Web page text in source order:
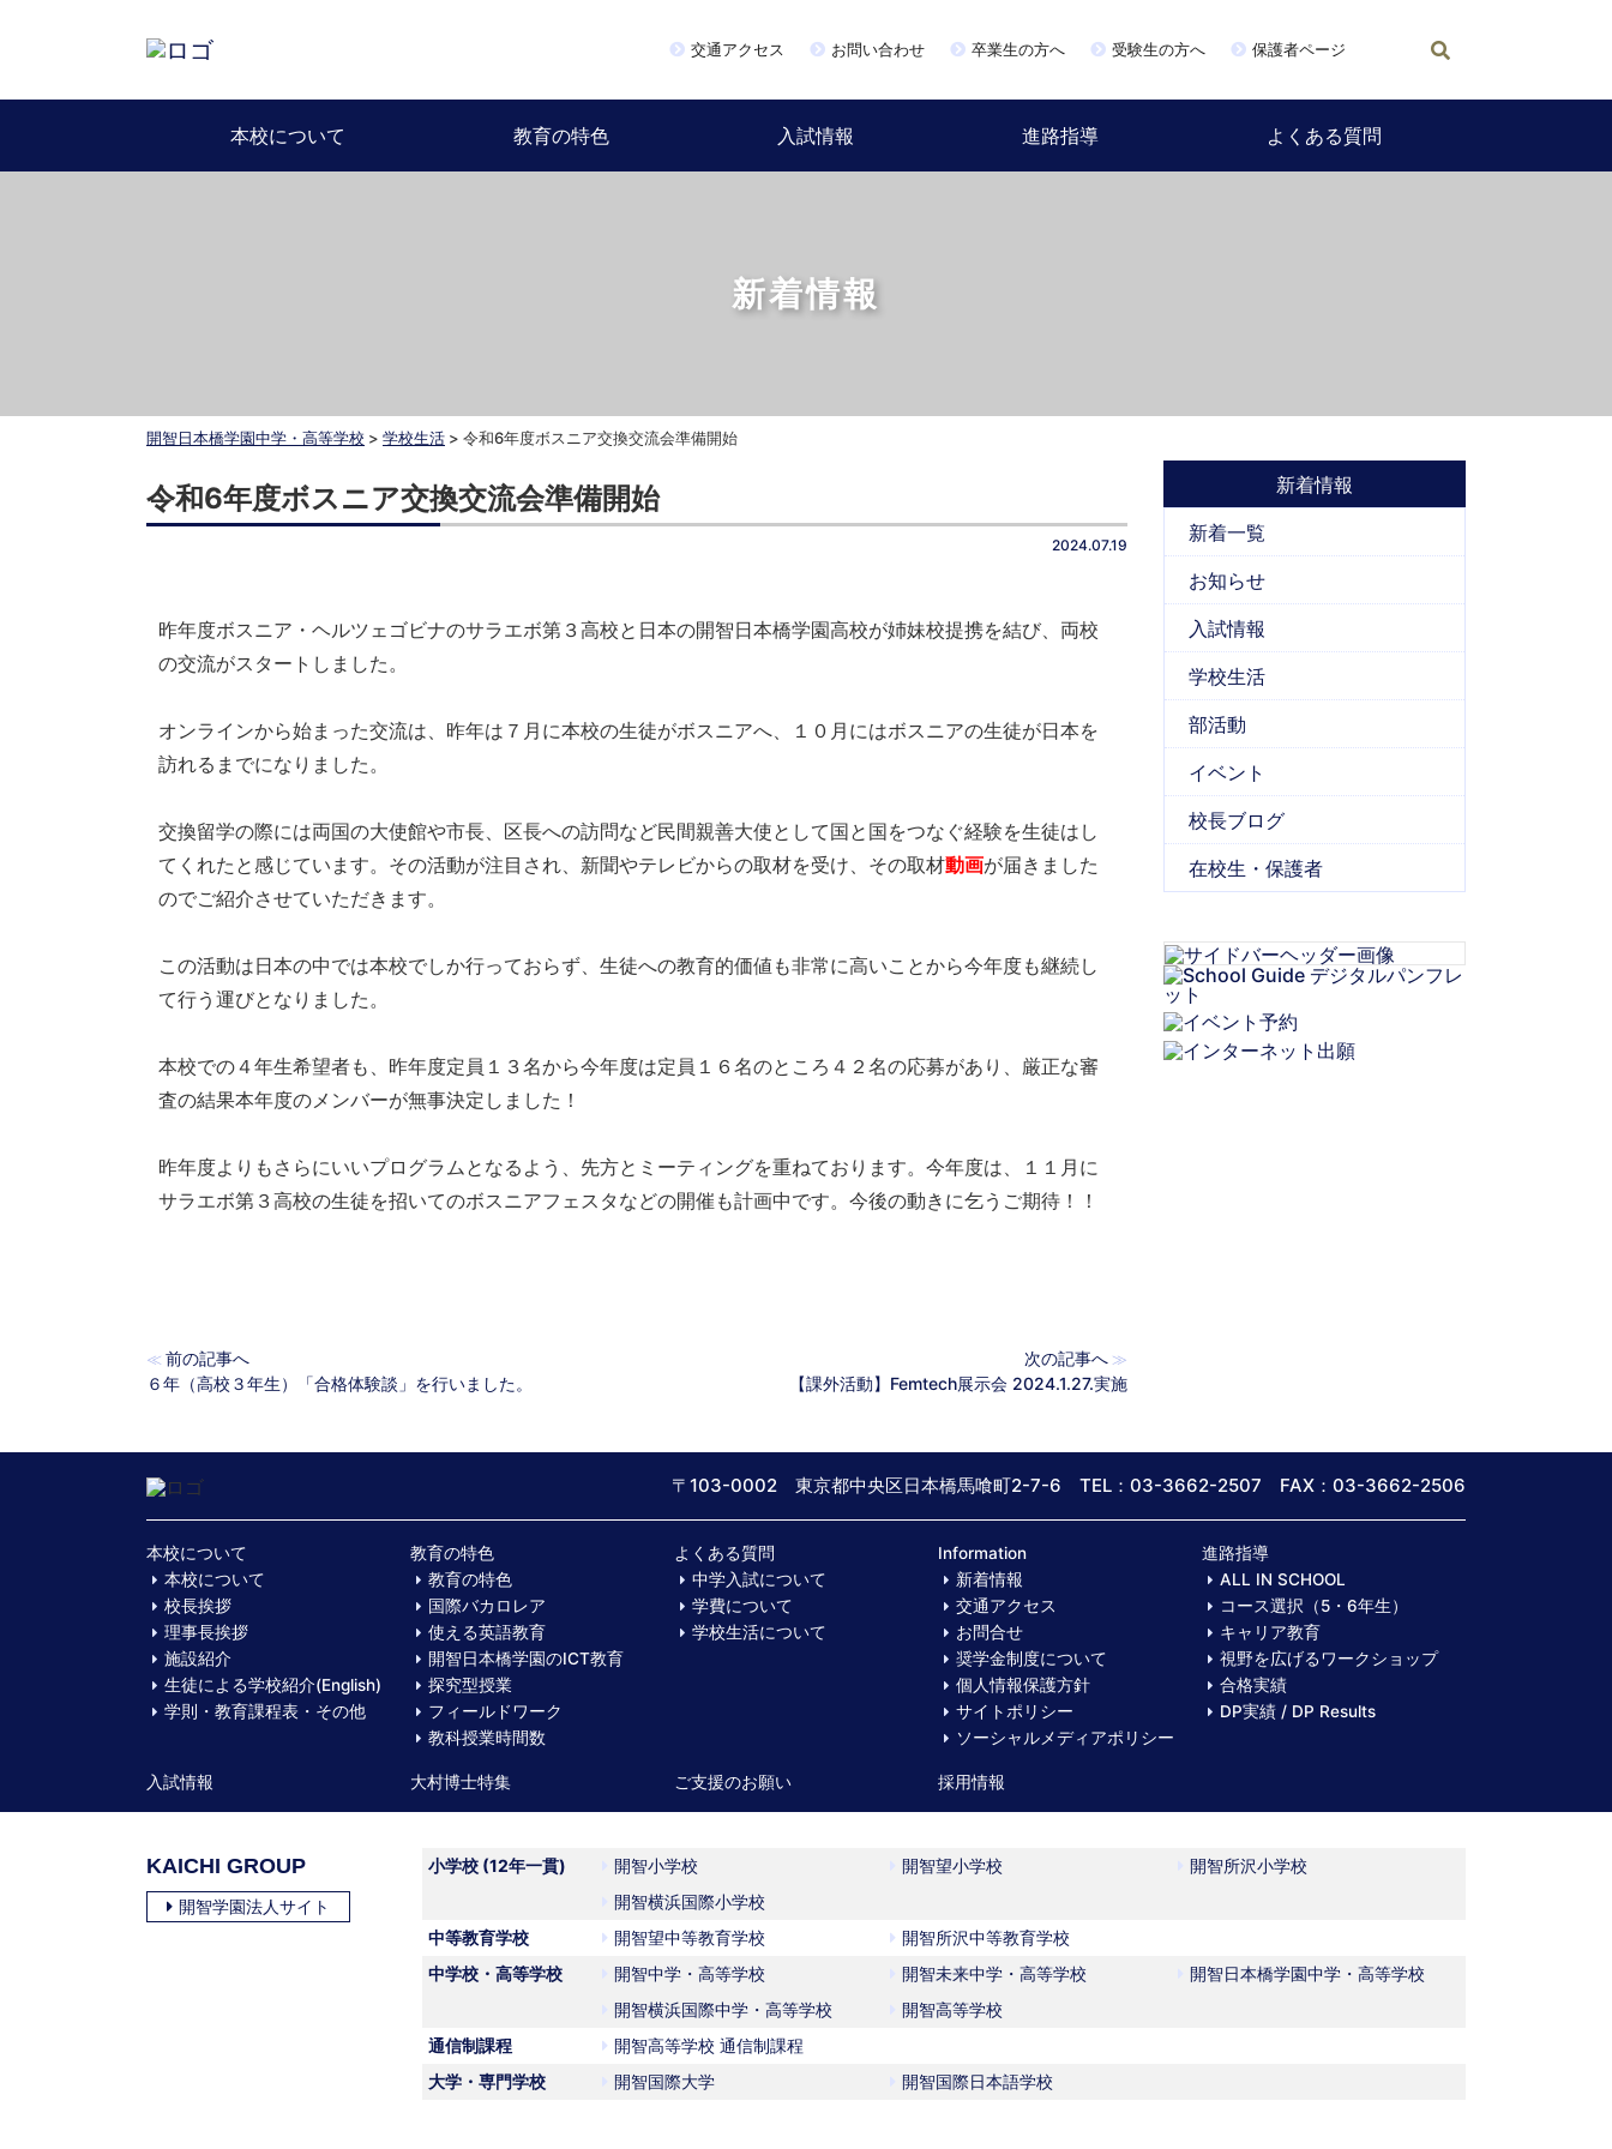
交通アクセス お問い合わせ 卒業生の方へ 受験生の方へ 保護者ページ
本校について 教育の特色 入試情報 進路指導 よくある質問
新着情報
開智日本橋学園中学・高等学校 > 学校生活 > 令和6年度ボスニア交換交流会準備開始
新着情報
新着一覧
お知らせ
入試情報
学校生活
部活動
イベント
校長ブログ
在校生・保護者
令和6年度ボスニア交換交流会準備開始
2024.07.19
昨年度ボスニア・ ヘルツェゴビナのサラエボ第３高校と日本の開智日本橋学園高校が姉妹校提携を結び、両校
の交流がスタートしました。
オンラインから始まった交流は、昨年は７月に本校の生徒がボスニアへ、
１０月にはボスニアの生徒が日本を
訪れるまでになりました。
交換留学の際には両国の大使館や市長、 区長への訪問など民間親善大使として国と国をつなぐ経験を生徒は し
てくれたと感じています。その活動が注目され、 新聞やテレビからの取材を受け、 その取材動画が届きました
のでご紹介させていただきます。
この活動は日本の中では本校でしか行っておらず、 生徒への教育的価値も非常に高いことから今年度も継続し
て行う運びとなりました。
本校での４年生希望者も、 昨年度定員１３名から今年度は定員１６名のところ４２名の応募があり、厳正な審
査の結果本年度のメンバーが無事決定しました！
昨年度よりもさらにいいプログラムとなるよう、 先方とミーティングを重ねております。今年度は、
１１月に
サラエボ第３高校の生徒を招いてのボスニアフェスタなどの開催も計画中です。今後の動きに乞うご期待！！
≪ 前の記事へ
６年（高校３年生）「合格体験談」を行いました。
次の記事へ≫
【課外活動】Femtech展示会 2024.1.27.実施
〒103-0002 東京都中央区日本橋馬喰町2-7-6 TEL：03-3662-2507 FAX：03-3662-2506
本校について
本校について
校長挨拶
理事長挨拶
施設紹介
生徒による学校紹介(English)
学則・教育課程表・その他
教育の特色
教育の特色
国際バカロレア
使える英語教育
開智日本橋学園のICT教育
探究型授業
フィールドワーク
教科授業時間数
よくある質問
中学入試について
学費について
学校生活について
Information
新着情報
交通アクセス
お問合せ
奨学金制度について
個人情報保護方針
サイトポリシー
ソーシャルメディアポリシー
進路指導
ALL IN SCHOOL
コース選択（5・6年生）
キャリア教育
視野を広げるワークショップ
合格実績
DP実績 / DP Results
入試情報 大村博士特集 ご支援のお願い 採用情報
KAICHI GROUP
開智学園法人サイト
小学校 (12年一貫) 開智小学校 開智望小学校
開智所沢小学校
開智横浜国際小学校
中等教育学校
開智望中等教育学校
開智所沢中等教育学校
中学校・高等学校
開智中学・高等学校 開智未来中学・高等学校
開智日本橋学園中学・高等学校
開智横浜国際中学・高等学校
開智高等学校
通信制課程
開智高等学校 通信制課程
大学・専門学校
開智国際大学 開智国際日本語学校